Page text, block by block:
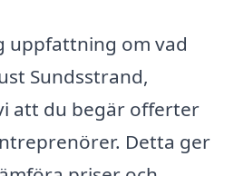
uppfattning om vad
Sundsstrand,
att du begär offerter
Detta ger